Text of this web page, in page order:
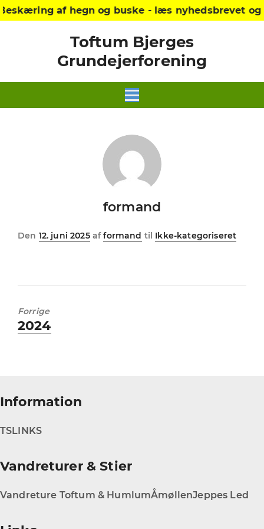
Beskæring af hegn og buske - læs nyhedsbrevet
Toftum Bjerges
Grundejerforening
formand
Den Udgivet
12. juni 2025afformand til Ikke-kategoriseret
Forrige
Forrige
indlæg:
2024
Information
TSLINKS
Vandreturer & Stier
Vandreture Toftum & HumlumÅmøllenJeppes Led